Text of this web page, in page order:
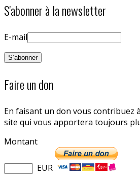
S'abonner à la newsletter
E-mail
Faire un don
En faisant un don vous contribuez
site qui vous apportera toujours
Montant
EUR